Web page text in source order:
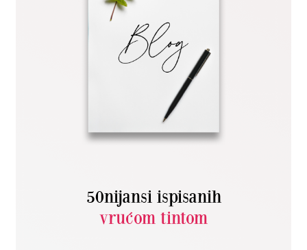
50nijansi ispisanih
vrućom tintom